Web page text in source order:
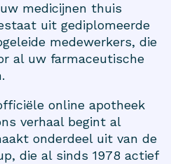
medicijnen thuis
uit gediplomeerde
medewerkers, die
al uw farmaceutische
online apotheek
verhaal begint al
onderdeel uit van de
die al sinds 1978 actief